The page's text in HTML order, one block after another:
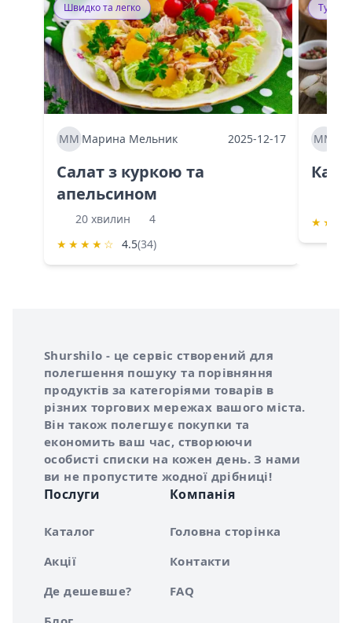
Швидко та легко
ММ Марина Мельник 2025-12-17
Салат з куркою та
апельсином
20 хвилин
4
★ ★ ★ ★ ☆ 4.5(34)
ММ
★ ★
Про сервіс Shurshilo
Shurshilo - це сервіс створений для
полегшення пошуку та порівняння
продуктів за категоріями товарів в
різних торгових мережах вашого міста.
Він також полегшує покупки та
економить ваш час, створюючи
особисті списки на кожен день. З нами
ви не пропустите жодної дрібниці!
Послуги
Каталог
Акції
Де дешевше?
Компанія
Головна сторінка
Контакти
FAQ